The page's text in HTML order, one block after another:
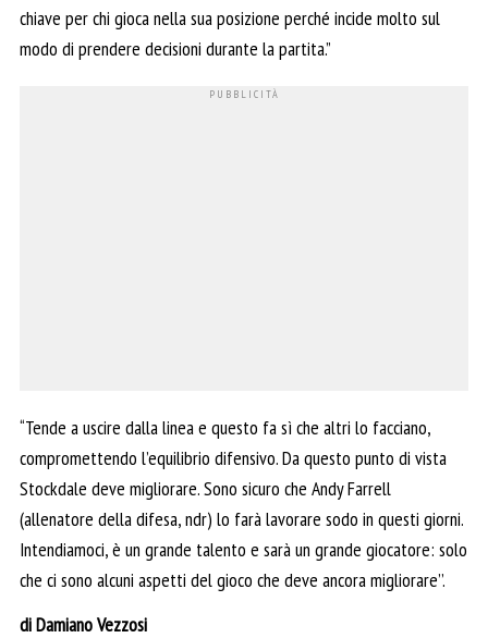
chiave per chi gioca nella sua posizione perché incide molto sul
modo di prendere decisioni durante la partita.”
“Tende a uscire dalla linea e questo fa sì che altri lo facciano,
compromettendo l’equilibrio difensivo. Da questo punto di vista
Stockdale deve migliorare. Sono sicuro che Andy Farrell
(allenatore della difesa, ndr) lo farà lavorare sodo in questi giorni.
Intendiamoci, è un grande talento e sarà un grande giocatore: solo
che ci sono alcuni aspetti del gioco che deve ancora migliorare’’.
di Damiano Vezzosi